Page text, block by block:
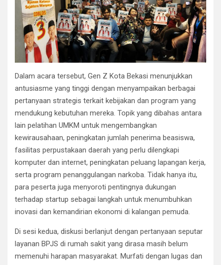
Dalam acara tersebut, Gen Z Kota Bekasi menunjukkan
antusiasme yang tinggi dengan menyampaikan berbagai
pertanyaan strategis terkait kebijakan dan program yang
mendukung kebutuhan mereka. Topik yang dibahas antara
lain pelatihan UMKM untuk mengembangkan
kewirausahaan, peningkatan jumlah penerima beasiswa,
fasilitas perpustakaan daerah yang perlu dilengkapi
komputer dan internet, peningkatan peluang lapangan kerja,
serta program penanggulangan narkoba. Tidak hanya itu,
para peserta juga menyoroti pentingnya dukungan
terhadap startup sebagai langkah untuk menumbuhkan
inovasi dan kemandirian ekonomi di kalangan pemuda.
Di sesi kedua, diskusi berlanjut dengan pertanyaan seputar
layanan BPJS di rumah sakit yang dirasa masih belum
memenuhi harapan masyarakat. Murfati dengan lugas dan